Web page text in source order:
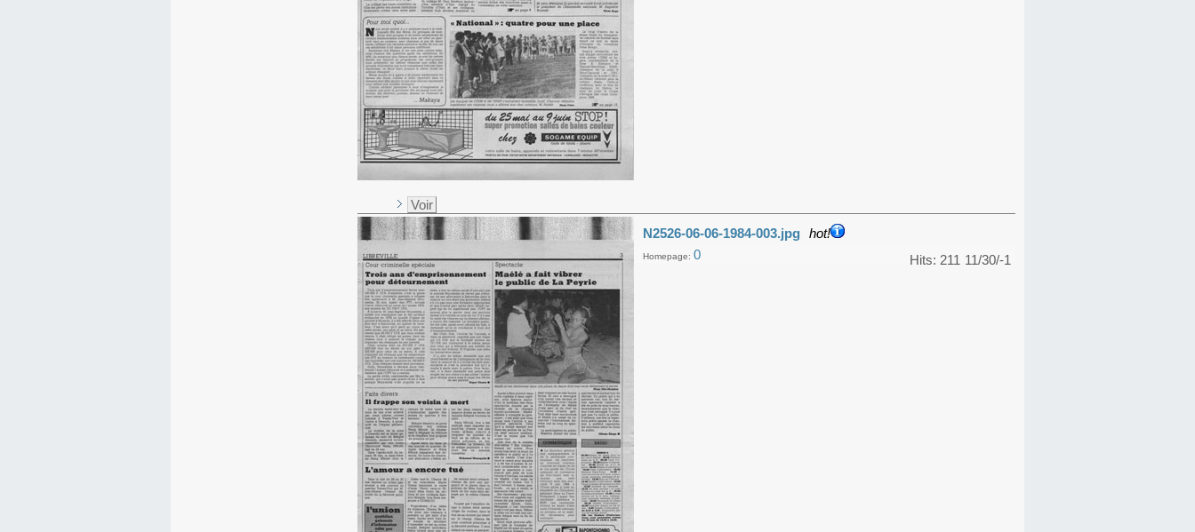
Voir
N2526-06-06-1984-003.jpg hot!
11/30/-1
Hits: 211
Homepage: 0